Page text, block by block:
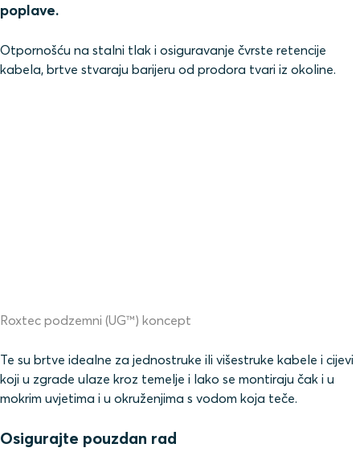
poplave.
Otpornošću na stalni tlak i osiguravanje čvrste retencije
kabela, brtve stvaraju barijeru od prodora tvari iz okoline.
Roxtec podzemni (UG™) koncept
Te su brtve idealne za jednostruke ili višestruke kabele i cijevi
koji u zgrade ulaze kroz temelje i lako se montiraju čak i u
mokrim uvjetima i u okruženjima s vodom koja teče.
Osigurajte pouzdan rad